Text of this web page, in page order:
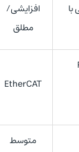
افزایشی/
مطلق
EtherCAT
متوسط